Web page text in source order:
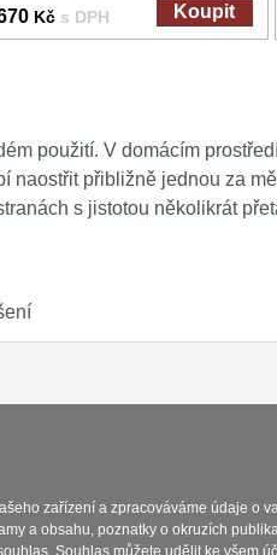
Kč s DPH Koupit
použití. V domácím
přibližně jednou za
s jistotou několikrát
zařízení a zpracováváme údaje o
a obsahu, poznatky o okruzích
Souhlas můžete udělit ke všem